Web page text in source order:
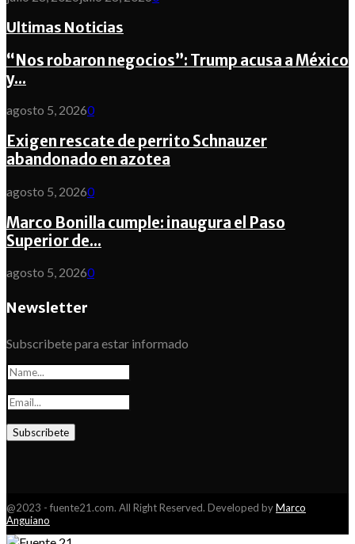
Ultimas Noticias
“Nos robaron negocios”: Trump acusa a México
y...
agosto 5, 20260
Exigen rescate de perrito Schnauzer
abandonado en azotea
agosto 5, 20260
Marco Bonilla cumple: inaugura el Paso
Superior de...
agosto 5, 20260
Newsletter
Subscribete para estar informado
@2023 - fuente21.com. All Right Reserved. Developed byMarco
Anguiano